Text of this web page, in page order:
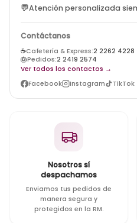
💬Atención personalizada
Contáctanos
☕Cafetería & Express:2 2262 4228
🎂Pedidos:2 2419 2574
Ver todos los contactos →
Facebook
Instagram TikTok
Nosotros sí
despachamos
Enviamos tus pedidos de
manera segura y
protegidos en la RM.